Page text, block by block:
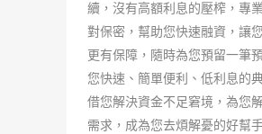
續，沒有高額利息的壓榨，專
對保密，幫助您快速融資，讓
更有保障，隨時為您預留一筆
您快速、簡單便利、低利息的
借您解決資金不足窘境，為您
需求，成為您去煩解憂的好幫